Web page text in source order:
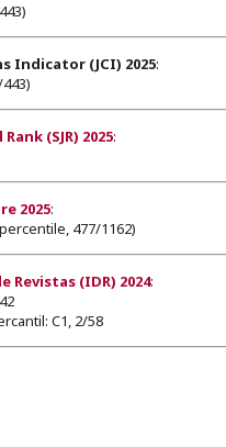
Indicator (JCI) 2025:
(SJR) 2025:
2025:
477/1162)
Revistas (IDR) 2024:
C1, 2/58